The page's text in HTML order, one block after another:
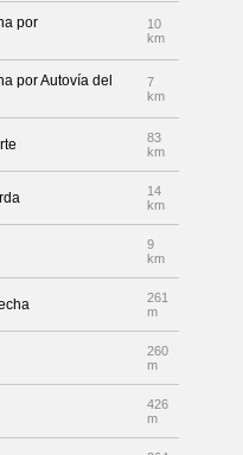
por
10
km
por Autovía del
7
km
83
km
14
km
9
km
261
m
260
m
426
m